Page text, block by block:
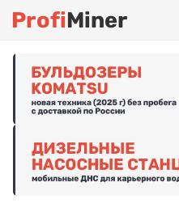
ProfiMiner